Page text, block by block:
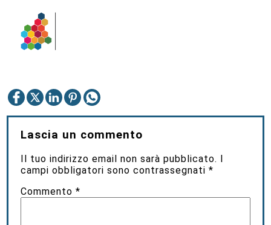
Lascia un commento
Il tuo indirizzo email non sarà pubblicato. I
campi obbligatori sono contrassegnati*
Commento*